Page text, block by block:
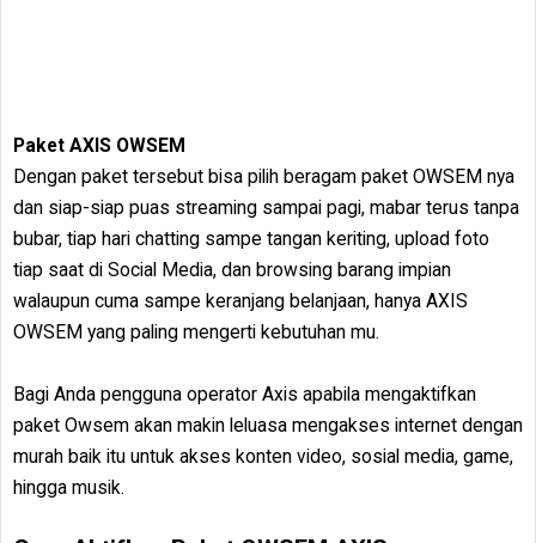
Paket AXIS OWSEM
Dengan paket tersebut bisa pilih beragam paket OWSEM nya
dan siap-siap puas streaming sampai pagi, mabar terus tanpa
bubar, tiap hari chatting sampe tangan keriting, upload foto
tiap saat di Social Media, dan browsing barang impian
walaupun cuma sampe keranjang belanjaan, hanya AXIS
OWSEM yang paling mengerti kebutuhan mu.
Bagi Anda pengguna operator Axis apabila mengaktifkan
paket Owsem akan makin leluasa mengakses internet dengan
murah baik itu untuk akses konten video, sosial media, game,
hingga musik.